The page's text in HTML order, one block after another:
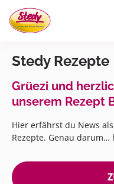
Stedy Rezepte
Grüezi und
unserem Rezept
Hier erfährst du News
Rezepte. Genau